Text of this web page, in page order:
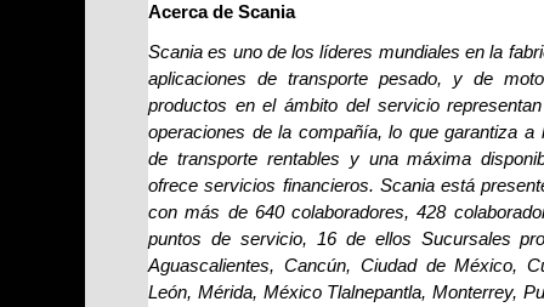
Acerca de Scania
Scania es uno de los líderes mundiales en la
aplicaciones de transporte pesado, y de
productos en el ámbito del servicio
operaciones de la compañía, lo que garantiza
de transporte rentables y una máxima
ofrece servicios financieros. Scania está
con más de 640 colaboradores, 428
puntos de servicio, 16 de ellos Sucursales
Aguascalientes, Cancún, Ciudad de México,
León, Mérida, México Tlalnepantla, Monterrey,